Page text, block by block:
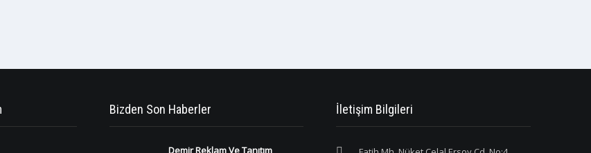
Bizden Son Haberler
Demir Reklam Ve Tanıtım
İletişim Bilgileri